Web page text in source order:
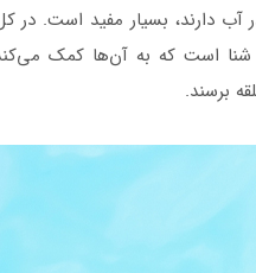
دارند، بسیار مفید است. در
شنا است که به آن‌ها کمک
برسند.